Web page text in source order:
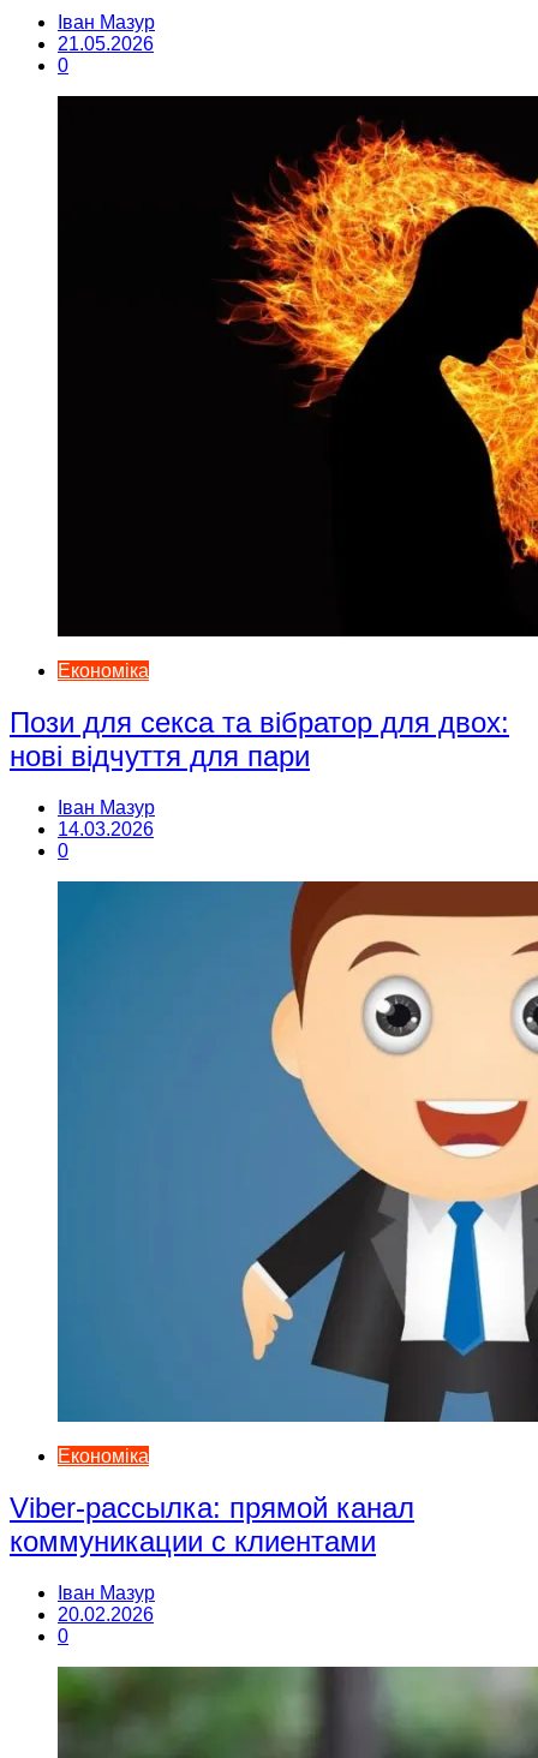
Іван Мазур
21.05.2026
0
Економіка
Пози для секса та вібратор для двох:
нові відчуття для пари
Іван Мазур
14.03.2026
0
Економіка
Viber-рассылка: прямой канал
коммуникации с клиентами
Іван Мазур
20.02.2026
0